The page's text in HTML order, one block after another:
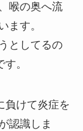
喉の奥へ流
ます。
としてるの
。
負けて炎症を
認識しま